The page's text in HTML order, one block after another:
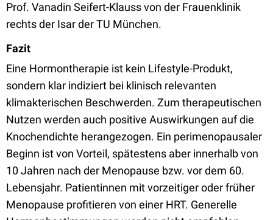
Prof. Vanadin Seifert-Klauss von der Frauenklinik
rechts der Isar der TU München.
Fazit
Eine Hormontherapie ist kein Lifestyle-Produkt,
sondern klar indiziert bei klinisch relevanten
klimakterischen Beschwerden. Zum therapeutischen
Nutzen werden auch positive Auswirkungen auf die
Knochendichte herangezogen. Ein perimenopausaler
Beginn ist von Vorteil, spätestens aber innerhalb von
10 Jahren nach der Menopause bzw. vor dem 60.
Lebensjahr. Patientinnen mit vorzeitiger oder früher
Menopause profitieren von einer HRT. Generelle